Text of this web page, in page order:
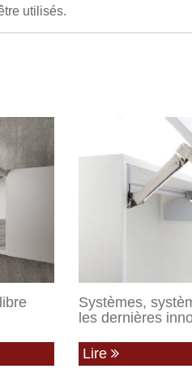
utilisés.
Systèmes,
les dernières
Lire